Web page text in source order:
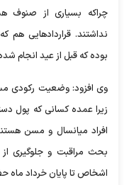
چراکه بسیاری از صنوف
نداشتند. قراردادهایی هم
بوده که قبل از عید انجام
وی افزود: وضعیت رکودی
زیرا عمده کسانی که پول
افراد میانسال و مسن
بحث مراقبت و جلوگیری
اشخاص تا پایان خرداد ماه